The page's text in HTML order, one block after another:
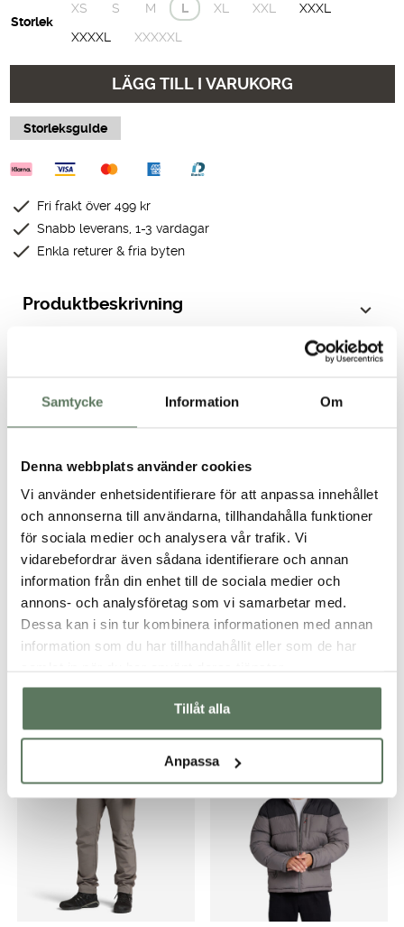
Samtycke Information Om
Denna webbplats använder cookies
Vi använder enhetsidentifierare för att anpassa innehållet
och annonserna till användarna, tillhandahålla funktioner
för sociala medier och analysera vår trafik. Vi
vidarebefordrar även sådana identifierare och annan
information från din enhet till de sociala medier och
annons- och analysföretag som vi samarbetar med.
Dessa kan i sin tur kombinera informationen med annan
information som du har tillhandahållit eller som de har
Tillåt alla
Anpassa
Storlek
XS S M L XL XXL
XXXL
XXXXL
XXXXXL
LÄGG TILL I VARUKORG
Storleksguide
Fri frakt över 499 kr
Snabb leverans, 1-3 vardagar
Enkla returer & fria byten
Produktbeskrivning
Du kanske också gillar …